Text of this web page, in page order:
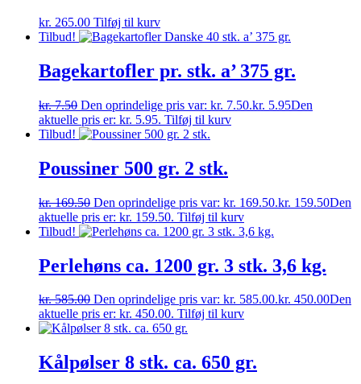
kr. 265.00 Tilføj til kurv
Tilbud!
Bagekartofler pr. stk. a’ 375 gr.
kr.7.50 Den oprindelige pris var: kr. 7.50.kr. 5.95Den
aktuelle pris er: kr. 5.95. Tilføj til kurv
Tilbud!
Poussiner 500 gr. 2 stk.
kr.169.50 Den oprindelige pris var: kr. 169.50.kr. 159.50Den
aktuelle pris er: kr. 159.50. Tilføj til kurv
Tilbud!
Perlehøns ca. 1200 gr. 3 stk. 3,6 kg.
kr.585.00 Den oprindelige pris var: kr. 585.00.kr. 450.00Den
aktuelle pris er: kr. 450.00. Tilføj til kurv
Kålpølser 8 stk. ca. 650 gr.